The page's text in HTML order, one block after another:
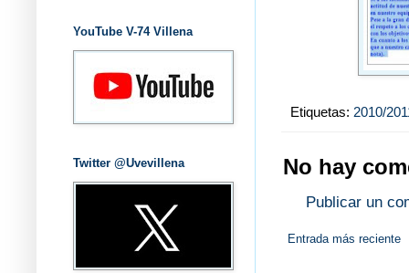
Etiquetas: 2010/
No hay
Publicar un
Entrada más reciente
YouTube V-74 Villena
Twitter @Uvevillena